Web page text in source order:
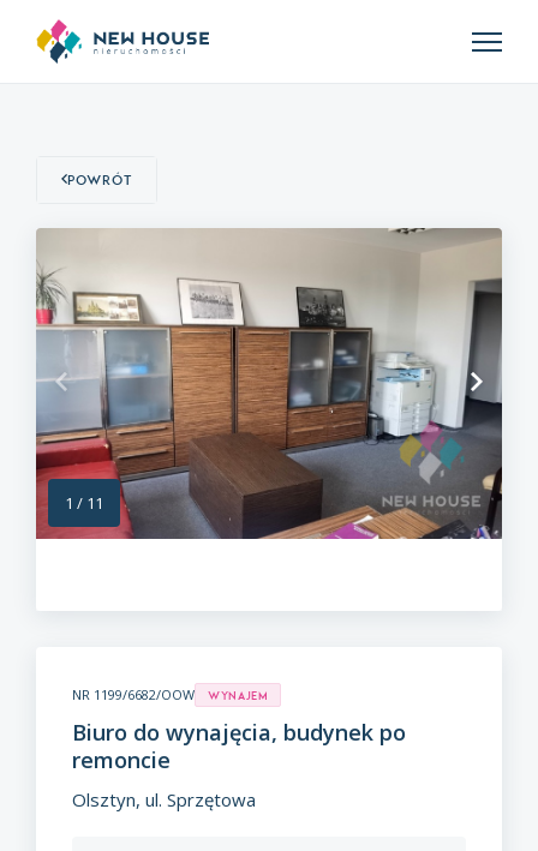
Powrót
1 / 11
NR 1199/6682/OOW Wynajem
Biuro do wynajęcia, budynek po
remoncie
Olsztyn, ul. Sprzętowa